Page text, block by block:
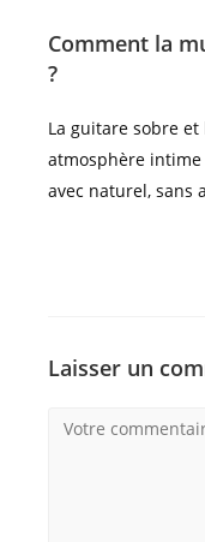
Comment la
?
La guitare sobre
atmosphère intime
avec naturel, sans
Laisser un